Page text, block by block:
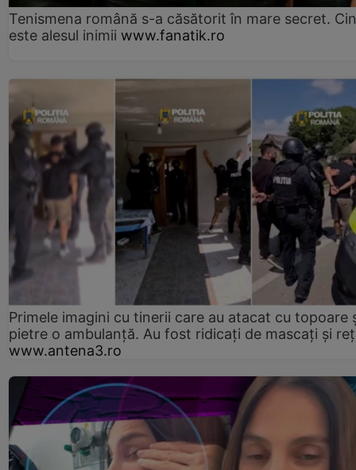
Tenismena română s-a căsătorit în mare secret.
este alesul inimii www.fanatik.ro
Primele imagini cu tinerii care au atacat cu topoare
pietre o ambulanță. Au fost ridicați de mascați și
www.antena3.ro